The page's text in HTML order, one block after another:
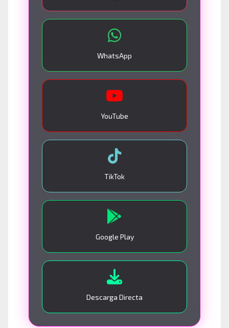
WhatsApp
YouTube
TikTok
Google Play
Descarga Directa